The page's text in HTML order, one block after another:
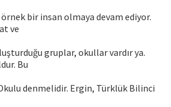
bir insan olmaya devam ediyor.
ve
gruplar, okullar vardır ya.
Bu
denmelidir. Ergin, Türklük Bilinci